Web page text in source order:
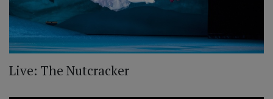
Live: The Nutcracker